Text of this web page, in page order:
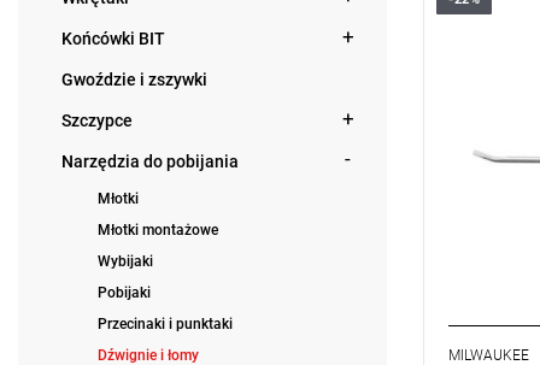
Końcówki BIT
Gwoździe i zszywki
Szczypce
Narzędzia do pobijania
Młotki
Młotki montażowe
Wybijaki
Pobijaki
Przecinaki i punktaki
Dźwignie i łomy
Narzędzia
łatwością
MILWAUKEE